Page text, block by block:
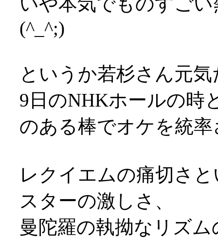
(^_^;)
というか若杉さん元
9日のNHKホールの時
のある棒でオケを統
レクイエムの痛切さ
スターの激しさ、
曼陀羅の執拗なリズ